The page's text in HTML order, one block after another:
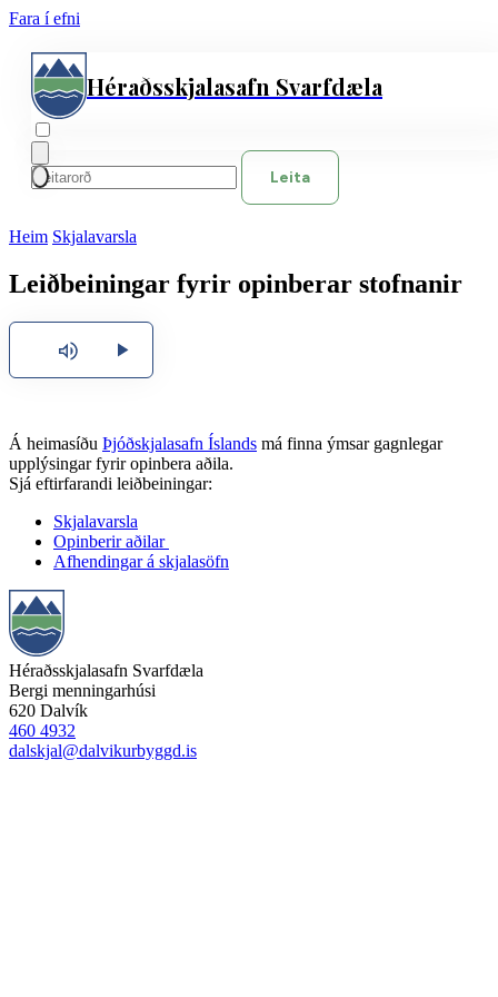
Fara í efni
Héraðsskjalasafn Svarfdæla
Leita
Heim Skjalavarsla
Leiðbeiningar fyrir opinberar stofnanir
Hlusta
Á heimasíðu Þjóðskjalasafn Íslands má finna ýmsar gagnlegar
upplýsingar fyrir opinbera aðila.
Sjá eftirfarandi leiðbeiningar:
Skjalavarsla
Opinberir aðilar
Afhendingar á skjalasöfn
Héraðsskjalasafn Svarfdæla
Bergi menningarhúsi
620 Dalvík
460 4932
dalskjal@dalvikurbyggd.is